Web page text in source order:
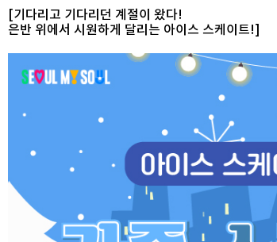
[기다리고 기다리던 계절이 왔다!
은반 위에서 시원하게 달리는 아이스 스케이트!]